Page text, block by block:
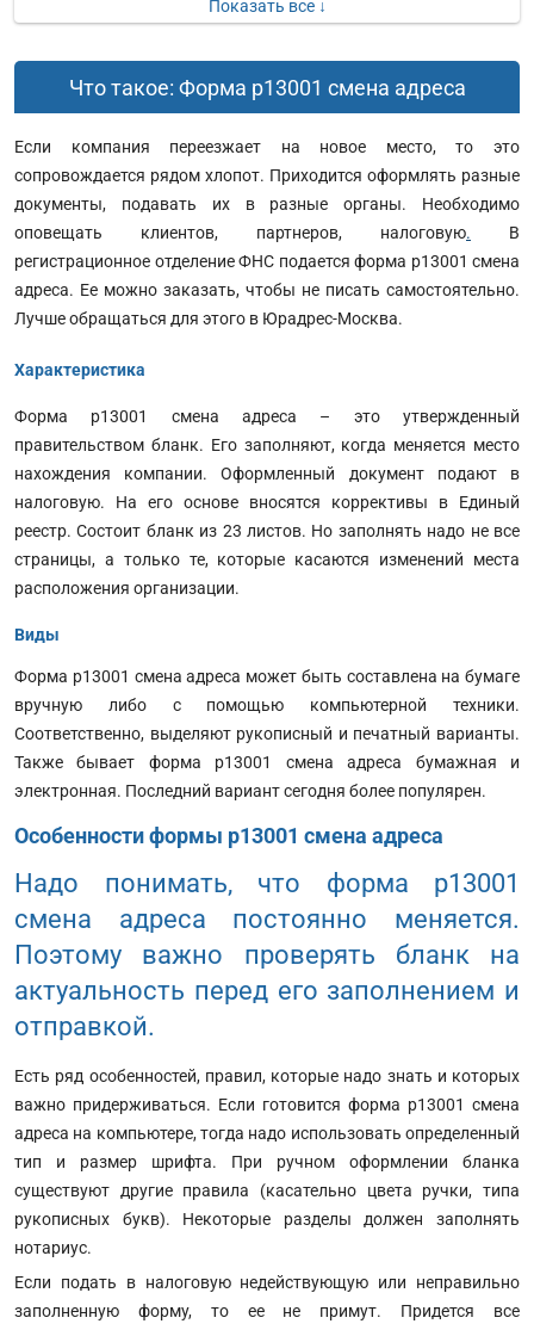
Показать все ↓
Что такое: Форма р13001 смена адреса
Если компания переезжает на новое место, то это
сопровождается рядом хлопот. Приходится оформлять разные
документы, подавать их в разные органы. Необходимо
оповещать клиентов, партнеров, налоговую. В
регистрационное отделение ФНС подается форма р13001 смена
адреса. Ее можно заказать, чтобы не писать самостоятельно.
Лучше обращаться для этого в Юрадрес-Москва.
Характеристика
Форма р13001 смена адреса – это утвержденный
правительством бланк. Его заполняют, когда меняется место
нахождения компании. Оформленный документ подают в
налоговую. На его основе вносятся коррективы в Единый
реестр. Состоит бланк из 23 листов. Но заполнять надо не все
страницы, а только те, которые касаются изменений места
расположения организации.
Виды
Форма р13001 смена адреса может быть составлена на бумаге
вручную либо с помощью компьютерной техники.
Соответственно, выделяют рукописный и печатный варианты.
Также бывает форма р13001 смена адреса бумажная и
электронная. Последний вариант сегодня более популярен.
Особенности формы р13001 смена адреса
Надо понимать, что форма р13001
смена адреса постоянно меняется.
Поэтому важно проверять бланк на
актуальность перед его заполнением и
отправкой.
Есть ряд особенностей, правил, которые надо знать и которых
важно придерживаться. Если готовится форма р13001 смена
адреса на компьютере, тогда надо использовать определенный
тип и размер шрифта. При ручном оформлении бланка
существуют другие правила (касательно цвета ручки, типа
рукописных букв). Некоторые разделы должен заполнять
нотариус.
Если подать в налоговую недействующую или неправильно
заполненную форму, то ее не примут. Придется все